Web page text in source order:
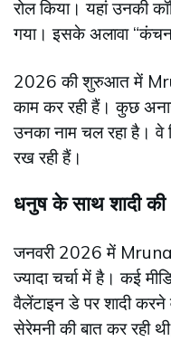
रोल किया। यहां उनकी
गया। इसके अलावा
2026 की शुरुआत में
काम कर रही हैं। कुछ
उनका नाम चल रहा है। वे
रख रही हैं।
धनुष के साथ शादी की
जनवरी 2026 में
ज्यादा चर्चा में है। कई
वैलेंटाइन डे पर शादी
सेरेमनी की बात कर रही